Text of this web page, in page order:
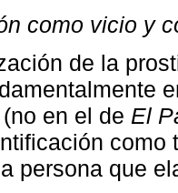
como vicio y
de la
en el de El
persona que